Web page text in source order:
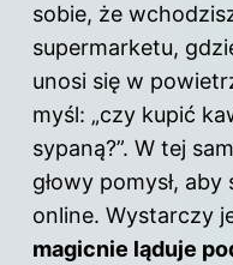
sobie, że
supermarketu,
unosi się w
myśl: „czy kupić
sypaną?”. W tej
głowy pomysł,
online. Wystarczy
magicnie ląduje